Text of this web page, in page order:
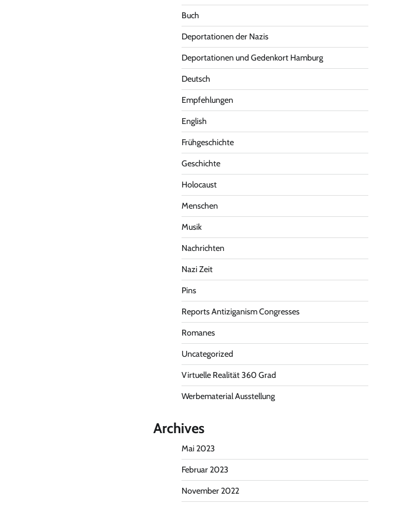
Buch
Deportationen der Nazis
Deportationen und Gedenkort Hamburg
Deutsch
Empfehlungen
English
Frühgeschichte
Geschichte
Holocaust
Menschen
Musik
Nachrichten
Nazi Zeit
Pins
Reports Antiziganism Congresses
Romanes
Uncategorized
Virtuelle Realität 360 Grad
Werbematerial Ausstellung
Archives
Mai 2023
Februar 2023
November 2022